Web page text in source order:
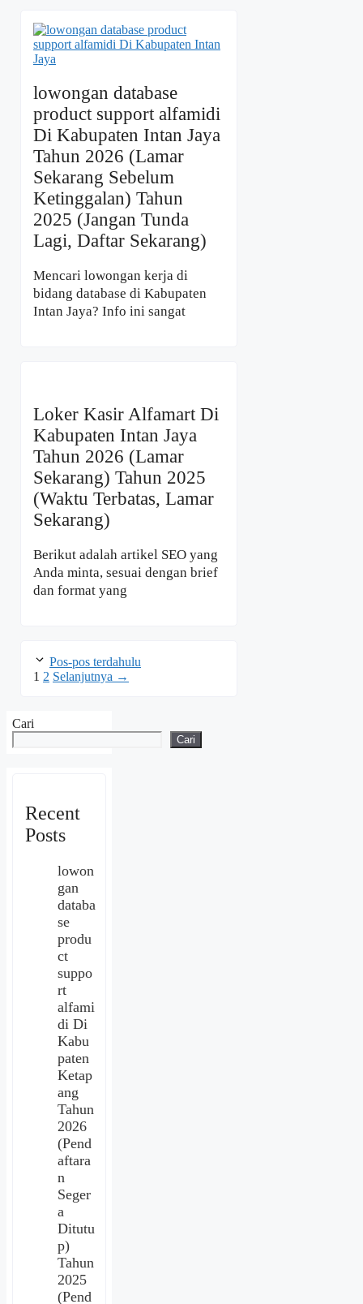
lowongan database
product support alfamidi
Di Kabupaten Intan Jaya
Tahun 2026 (Lamar
Sekarang Sebelum
Ketinggalan) Tahun
2025 (Jangan Tunda
Lagi, Daftar Sekarang)
Mencari lowongan kerja di
bidang database di Kabupaten
Intan Jaya? Info ini sangat
Loker Kasir Alfamart Di
Kabupaten Intan Jaya
Tahun 2026 (Lamar
Sekarang) Tahun 2025
(Waktu Terbatas, Lamar
Sekarang)
Berikut adalah artikel SEO yang
Anda minta, sesuai dengan brief
dan format yang
Pos-pos terdahulu
Halaman
1 Halaman
2 Selanjutnya →
Cari
Cari
Recent
Posts
lowon
gan
databa
se
produ
ct
suppo
rt
alfami
di Di
Kabu
paten
Ketap
ang
Tahun
2026
(Pend
aftara
n
Seger
a
Ditutu
p)
Tahun
2025
(Pend